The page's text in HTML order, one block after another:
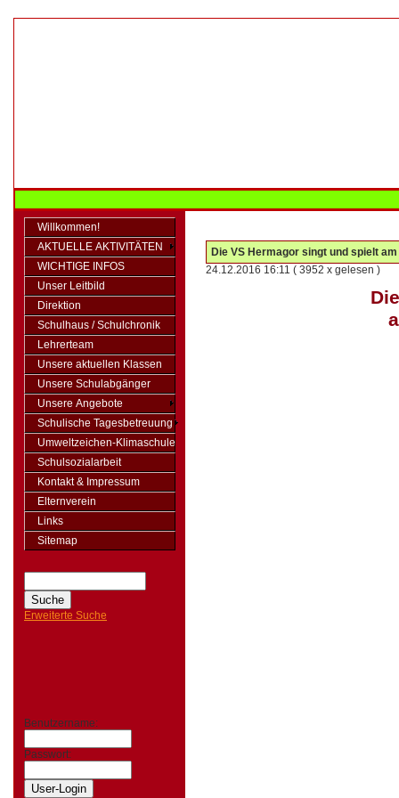
Willkommen!
AKTUELLE AKTIVITÄTEN
WICHTIGE INFOS
Unser Leitbild
Direktion
Schulhaus / Schulchronik
Lehrerteam
Unsere aktuellen Klassen
Unsere Schulabgänger
Unsere Angebote
Schulische Tagesbetreuung
Umweltzeichen-Klimaschule
Schulsozialarbeit
Kontakt & Impressum
Elternverein
Links
Sitemap
Erweiterte Suche
Benutzername:
Passwort:
Die VS Hermagor singt und spielt
24.12.2016 16:11 ( 3952 x gelesen )